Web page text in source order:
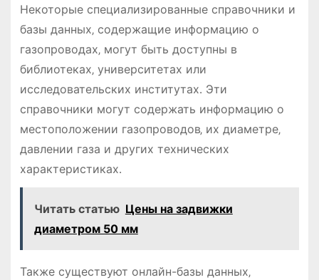
Некоторые специализированные справочники и
базы данных‚ содержащие информацию о
газопроводах‚ могут быть доступны в
библиотеках‚ университетах или
исследовательских институтах․ Эти
справочники могут содержать информацию о
местоположении газопроводов‚ их диаметре‚
давлении газа и других технических
характеристиках․
Читать статью Цены на задвижки
диаметром 50 мм
Также существуют онлайн-базы данных‚